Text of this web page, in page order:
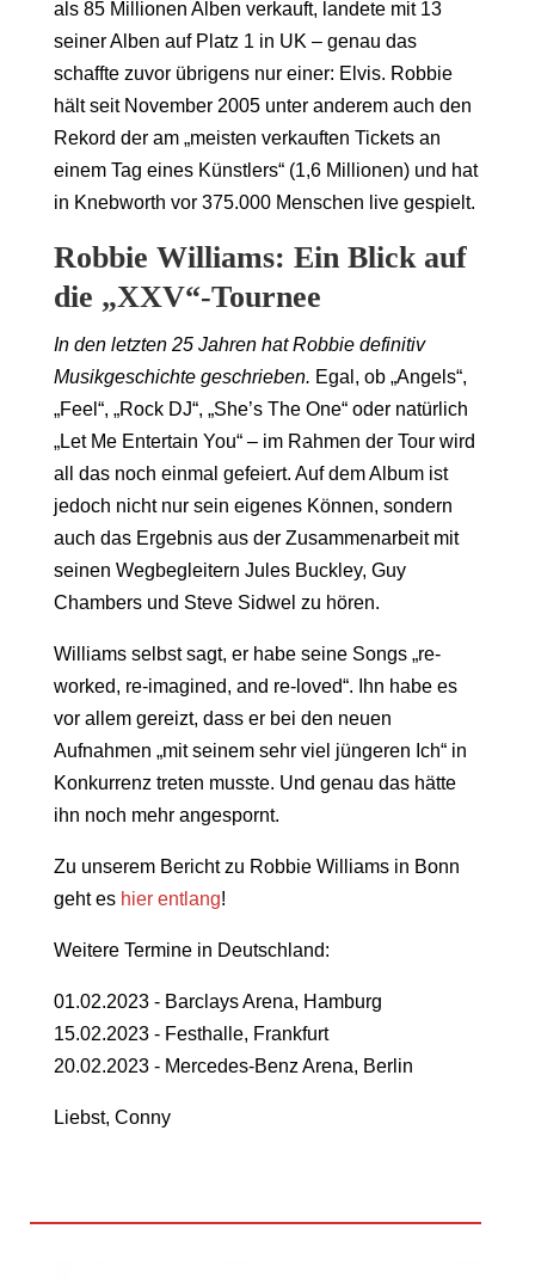
als 85 Millionen Alben verkauft, landete mit 13
seiner Alben auf Platz 1 in UK – genau das
schaffte zuvor übrigens nur einer: Elvis. Robbie
hält seit November 2005 unter anderem auch den
Rekord der am „meisten verkauften Tickets an
einem Tag eines Künstlers“ (1,6 Millionen) und hat
in Knebworth vor 375.000 Menschen live gespielt.
Robbie Williams: Ein Blick auf
die „XXV“-Tournee
In den letzten 25 Jahren hat Robbie definitiv
Musikgeschichte geschrieben. Egal, ob „Angels“,
„Feel“, „Rock DJ“, „She’s The One“ oder natürlich
„Let Me Entertain You“ – im Rahmen der Tour wird
all das noch einmal gefeiert. Auf dem Album ist
jedoch nicht nur sein eigenes Können, sondern
auch das Ergebnis aus der Zusammenarbeit mit
seinen Wegbegleitern Jules Buckley, Guy
Chambers und Steve Sidwel zu hören.
Williams selbst sagt, er habe seine Songs „re-
worked, re-imagined, and re-loved“. Ihn habe es
vor allem gereizt, dass er bei den neuen
Aufnahmen „mit seinem sehr viel jüngeren Ich“ in
Konkurrenz treten musste. Und genau das hätte
ihn noch mehr angespornt.
Zu unserem Bericht zu Robbie Williams in Bonn
geht es hier entlang!
Weitere Termine in Deutschland:
01.02.2023 - Barclays Arena, Hamburg
15.02.2023 - Festhalle, Frankfurt
20.02.2023 - Mercedes-Benz Arena, Berlin
Liebst, Conny